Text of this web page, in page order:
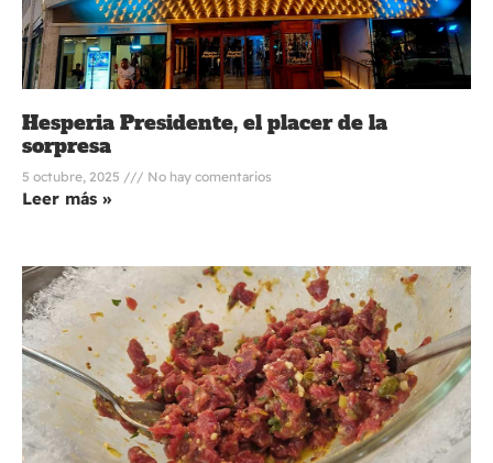
Hesperia Presidente, el placer de la
sorpresa
5 octubre, 2025 No hay comentarios
Leer más »